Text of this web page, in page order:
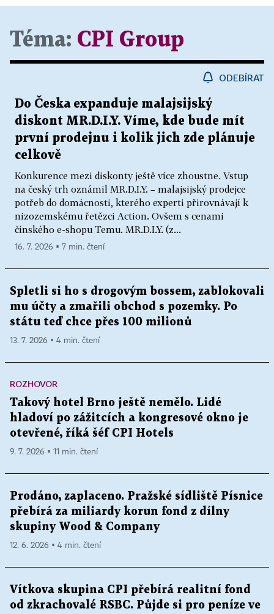
Téma: CPI Group
ODEBÍRAT
Do Česka expanduje malajsijský
diskont MR.D.I.Y. Víme, kde bude mít
první prodejnu i kolik jich zde plánuje
celkově
Konkurence mezi diskonty ještě více zhoustne. Vstup
na český trh oznámil MR.D.I.Y. – malajsijský prodejce
potřeb do domácnosti, kterého experti přirovnávají k
nizozemskému řetězci Action. Ovšem s cenami
čínského e-shopu Temu. MR.D.I.Y. (z...
16. 7. 2026 ▪ 7 min. čtení
Spletli si ho s drogovým bossem, zablokovali
mu účty a zmařili obchod s pozemky. Po
státu teď chce přes 100 milionů
13. 7. 2026 ▪ 4 min. čtení
ROZHOVOR
Takový hotel Brno ještě nemělo. Lidé
hladoví po zážitcích a kongresové okno je
otevřené, říká šéf CPI Hotels
9. 7. 2026 ▪ 11 min. čtení
Prodáno, zaplaceno. Pražské sídliště Písnice
přebírá za miliardy korun fond z dílny
skupiny Wood & Company
12. 6. 2026 ▪ 4 min. čtení
Vítkova skupina CPI přebírá realitní fond
od zkrachovalé RSBC. Půjde si pro peníze ve